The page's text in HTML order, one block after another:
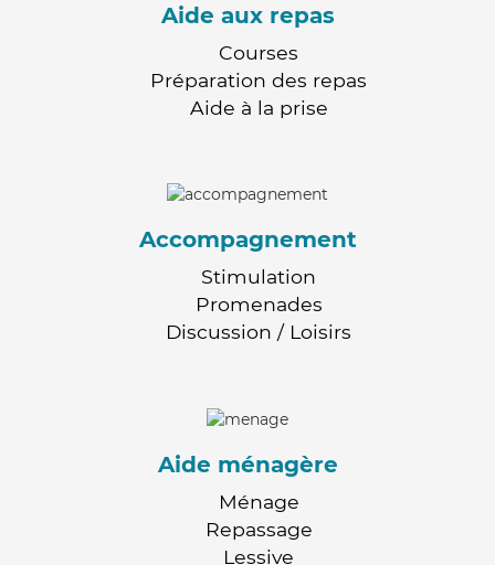
Aide aux repas
Courses
Préparation des repas
Aide à la prise
Accompagnement
Stimulation
Promenades
Discussion / Loisirs
Aide ménagère
Ménage
Repassage
Lessive